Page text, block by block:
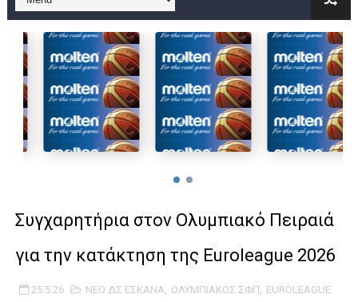
B ΕΦΗΒΩΝ F4 : Χάλκινο το Πέρα 71-56 την Δραπετσώνα στον
Στην National League 2 ο Μανδραϊκός 83-72 τον Εθνικό
Live streaming ΜΠΑΡΑΖ ΑΝΟΔΟΥ ΣΤΗΝ NL 2 : ΑΥΡΙΟ
Β΄ ΕΦΗΒΩΝ F4 : Εντυπωσιακός ο Ρέντης στον τελικό 104-77
Συγχαρητήρια στον Ολυμπιακό Πειραιά
για την κατάκτηση της Εuroleague 2026
25.5.26 ΝΕΟ ΔΣ ΕΣΚΑΝΑ, ΟΛΥΜΠΙΑΚΟΣ ΣΦΠ, EUROLEAGUE